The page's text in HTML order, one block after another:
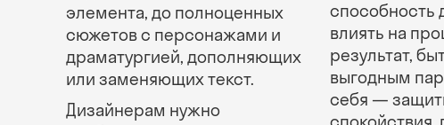
элемента, до полноценных
сюжетов с персонажами и
драматургией, дополняющих
или заменяющих текст.
Дизайнерам нужно
способность
влиять на
результат,
выгодным
себя —